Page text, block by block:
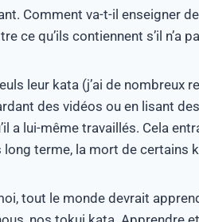
Comment va-t-il enseigner
ce qu’ils contiennent s’il n’a
leur kata (j’ai de nombreux
des vidéos ou en lisant
a lui-même travaillés. Cela
terme, la mort de certains
tout le monde devrait